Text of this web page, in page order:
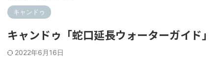
キャンドゥ
キャンドゥ「蛇口延長ウォーターガイド」
2022年6月16日